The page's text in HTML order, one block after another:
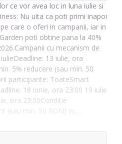
ce vor avea loc in luna iulie si
Nu uita ca poti primi inapoi
care o oferi in campanii, iar in
poti obtine pana la 40%
cu mecanism de
13 iulie, ora
5% reducere (sau min. 50
participante: ToateSmart
18 iunie, ora 23:00 19 iulie
ora 23:00Conditie
(sau min. 50 RON) vs.…